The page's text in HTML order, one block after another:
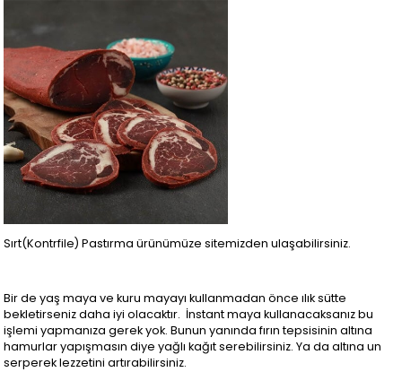
Sırt(Kontrfile) Pastırma ürünümüze sitemizden ulaşabilirsiniz.
Bir de yaş maya ve kuru mayayı kullanmadan önce ılık sütte
bekletirseniz daha iyi olacaktır. İnstant maya kullanacaksanız bu
işlemi yapmanıza gerek yok. Bunun yanında fırın tepsisinin altına
hamurlar yapışmasın diye yağlı kağıt serebilirsiniz. Ya da altına un
serperek lezzetini artırabilirsiniz.